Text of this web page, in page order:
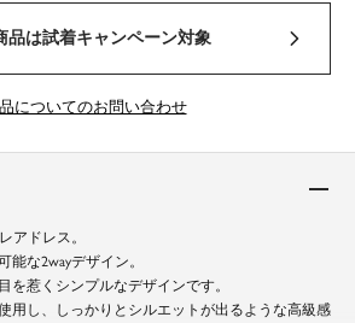
品は試着キャンペーン対象
についてのお問い合わせ
アドレス。
な2wayデザイン。
を惹くシンプルなデザインです。
用し、しっかりとシルエットが出るような高級感